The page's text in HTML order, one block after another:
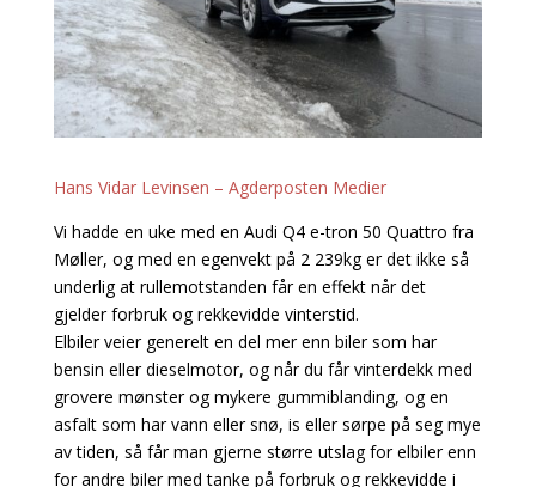
Hans Vidar Levinsen – Agderposten Medier
Vi hadde en uke med en Audi Q4 e-tron 50 Quattro fra
Møller, og med en egenvekt på 2 239kg er det ikke så
underlig at rullemotstanden får en effekt når det
gjelder forbruk og rekkevidde vinterstid.
Elbiler veier generelt en del mer enn biler som har
bensin eller dieselmotor, og når du får vinterdekk med
grovere mønster og mykere gummiblanding, og en
asfalt som har vann eller snø, is eller sørpe på seg mye
av tiden, så får man gjerne større utslag for elbiler enn
for andre biler med tanke på forbruk og rekkevidde i